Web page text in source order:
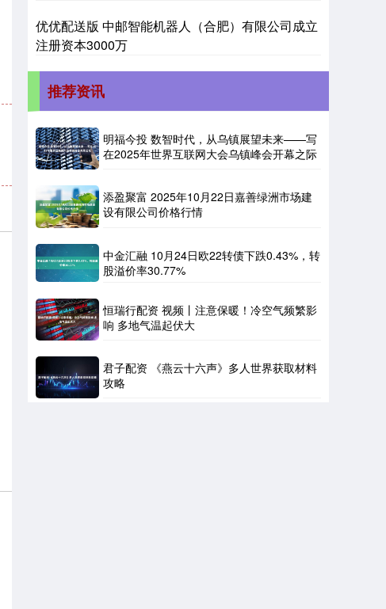
优优配送版 中邮智能机器人（合肥）有限公司成立
注册资本3000万
推荐资讯
明福今投 数智时代，从乌镇展望未来——写
在2025年世界互联网大会乌镇峰会开幕之际
添盈聚富 2025年10月22日嘉善绿洲市场建
设有限公司价格行情
中金汇融 10月24日欧22转债下跌0.43%，转
股溢价率30.77%
恒瑞行配资 视频丨注意保暖！冷空气频繁影
响 多地气温起伏大
君子配资 《燕云十六声》多人世界获取材料
攻略